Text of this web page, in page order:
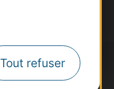
Tout refuser